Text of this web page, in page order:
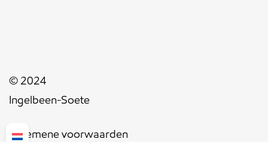
© 2024
Ingelbeen-Soete
Algemene voorwaarden